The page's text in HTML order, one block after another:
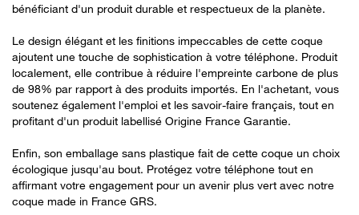
bénéficiant d'un produit durable et respectueux de la planète.
Le design élégant et les finitions impeccables de cette coque
ajoutent une touche de sophistication à votre téléphone. Produit
localement, elle contribue à réduire l'empreinte carbone de plus
de 98% par rapport à des produits importés. En l'achetant, vous
soutenez également l'emploi et les savoir-faire français, tout en
profitant d'un produit labellisé Origine France Garantie.
Enfin, son emballage sans plastique fait de cette coque un choix
écologique jusqu'au bout. Protégez votre téléphone tout en
affirmant votre engagement pour un avenir plus vert avec notre
coque made in France GRS.